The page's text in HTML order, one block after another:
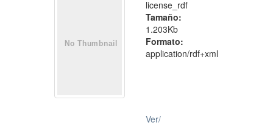
license_rdf
Tamaño:
1.203Kb
Formato:
application/rdf+xml
Ver/